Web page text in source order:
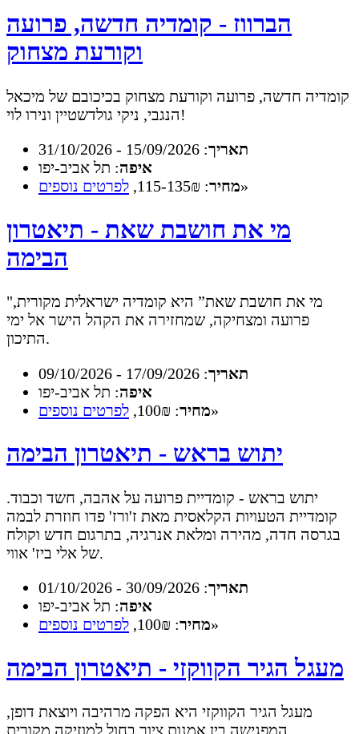
הברווז - קומדיה חדשה, פרועה
וקורעת מצחוק
קומדיה חדשה, פרועה וקורעת מצחוק בכיכובם של מיכאל
הנגבי, ניקי גולדשטיין ונירו לוי!
תאריך: 15/09/2026 - 31/10/2026
איפה: תל אביב-יפו
מחיר: 115-135₪, לפרטים נוספים »
מי את חושבת שאת - תיאטרון
הבימה
"מי את חושבת שאת” היא קומדיה ישראלית מקורית,
פרועה ומצחיקה, שמחזירה את הקהל הישר אל ימי
התיכון.
תאריך: 17/09/2026 - 09/10/2026
איפה: תל אביב-יפו
מחיר: 100₪, לפרטים נוספים »
יתוש בראש - תיאטרון הבימה
יתוש בראש - קומדיית פרועה על אהבה, חשד וכבוד.
קומדיית הטעויות הקלאסית מאת ז'ורז' פדו חוזרת לבמה
בגרסה חדה, מהירה ומלאת אנרגיה, בתרגום חדש וקולח
של אלי ביז' אווי.
תאריך: 30/09/2026 - 01/10/2026
איפה: תל אביב-יפו
מחיר: 100₪, לפרטים נוספים »
מעגל הגיר הקווקזי - תיאטרון הבימה
מעגל הגיר הקווקזי היא הפקה מרהיבה ויוצאת דופן,
המפגישה בין אמנות ציור בחול למוזיקה מקורית